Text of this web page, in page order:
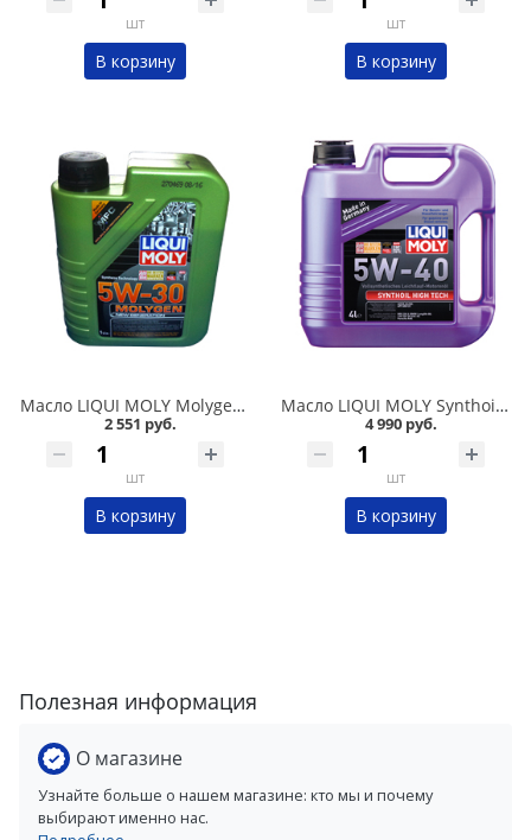
шт
В корзину
шт
В корзину
Масло LIQUI MOLY Molygen NG 5W30 1л HC-синтетика в Омске
2 551 руб.
шт
В корзину
Масло LIQUI MOLY Synthoil High Tech 5W40 4л синтетика в Омске
4 990 руб.
шт
В корзину
Полезная информация
О магазине
Узнайте больше о нашем магазине: кто мы и почему
выбирают именно нас.